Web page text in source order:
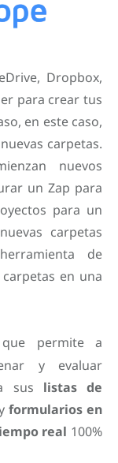
Dropbox,
para crear tus
en este caso,
carpetas.
nuevos
un Zap para
para un
carpetas
de
en una
permite a
y evaluar
sus listas de
formularios en
real 100%